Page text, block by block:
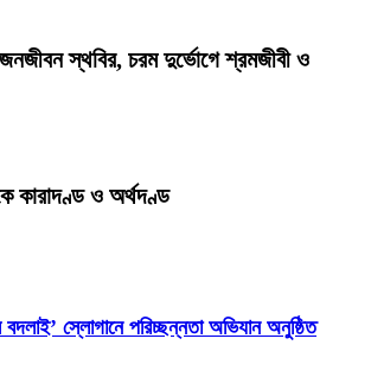
জনজীবন স্থবির, চরম দুর্ভোগে শ্রমজীবী ও
কারাদণ্ড ও অর্থদণ্ড
স্লোগানে পরিচ্ছন্নতা অভিযান অনুষ্ঠিত